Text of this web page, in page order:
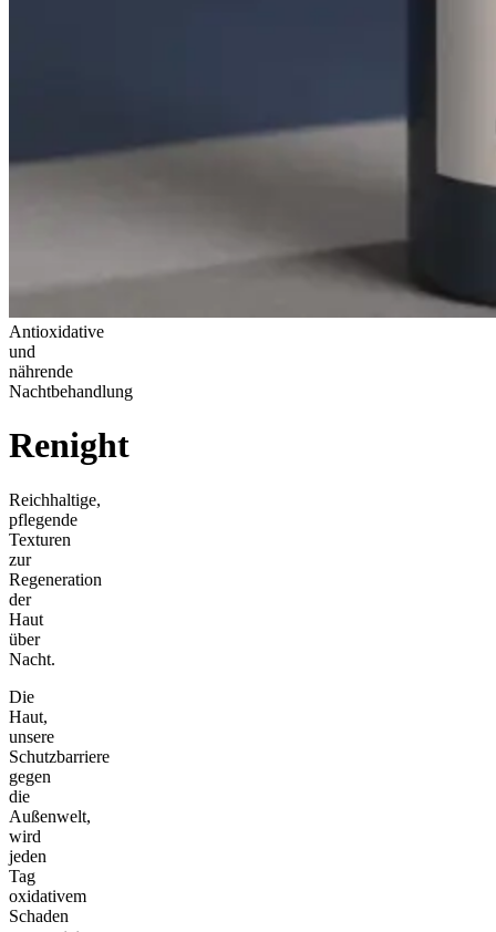
Antioxidative
und
nährende
Nachtbehandlung
Renight
Reichhaltige,
pflegende
Texturen
zur
Regeneration
der
Haut
über
Nacht.
Die
Haut,
unsere
Schutzbarriere
gegen
die
Außenwelt,
wird
jeden
Tag
oxidativem
Schaden